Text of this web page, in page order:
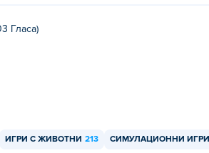
Гласa)
ИГРИ С ЖИВОТНИ 213 СИМУЛАЦИОННИ ИГРИ